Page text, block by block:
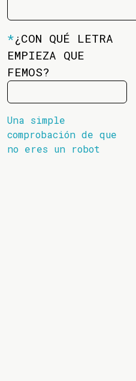
*¿CON QUÉ LETRA
EMPIEZA QUE
FEMOS?
Una simple
comprobación de que
no eres un robot